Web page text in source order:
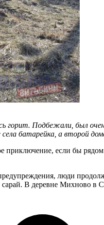
горит. Подбежали, был
батарейка, а второй
если бы
люди
сарай. В деревне Михново